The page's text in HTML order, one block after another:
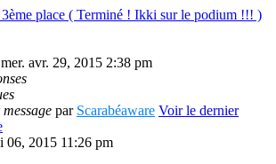
place ( Terminé ! Ikki sur le podium !!! )
avr. 29, 2015 2:38 pm
par Scarabéaware Voir le dernier
06, 2015 11:26 pm